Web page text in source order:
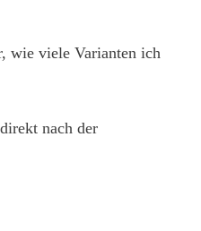
wie viele Varianten ich
nach der